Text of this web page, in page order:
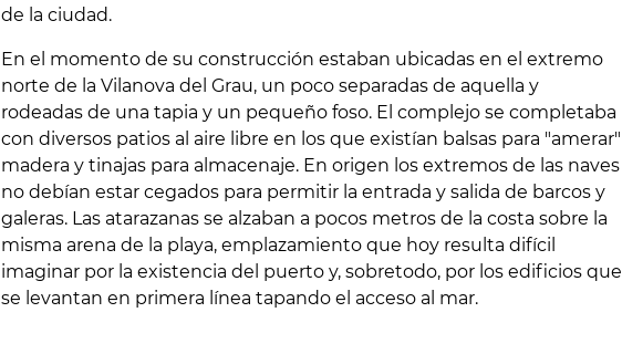
de la ciudad.
En el momento de su construcción estaban ubicadas en el extremo
norte de la Vilanova del Grau, un poco separadas de aquella y
rodeadas de una tapia y un pequeño foso. El complejo se completaba
con diversos patios al aire libre en los que existían balsas para "amerar"
madera y tinajas para almacenaje. En origen los extremos de las naves
no debían estar cegados para permitir la entrada y salida de barcos y
galeras. Las atarazanas se alzaban a pocos metros de la costa sobre la
misma arena de la playa, emplazamiento que hoy resulta difícil
imaginar por la existencia del puerto y, sobretodo, por los edificios que
se levantan en primera línea tapando el acceso al mar.